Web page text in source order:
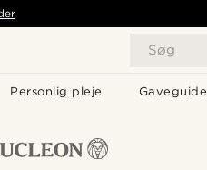
Søg
Personlig pleje Gaveguide